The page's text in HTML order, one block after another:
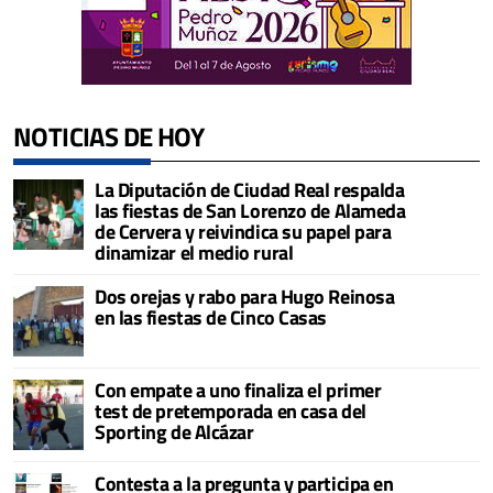
NOTICIAS DE HOY
La Diputación de Ciudad Real respalda
las fiestas de San Lorenzo de Alameda
de Cervera y reivindica su papel para
dinamizar el medio rural
Dos orejas y rabo para Hugo Reinosa
en las fiestas de Cinco Casas
Con empate a uno finaliza el primer
test de pretemporada en casa del
Sporting de Alcázar
Contesta a la pregunta y participa en